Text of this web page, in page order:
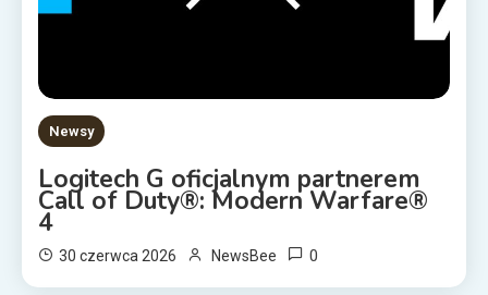
Newsy
Logitech G oficjalnym partnerem
Call of Duty®: Modern Warfare®
4
30 czerwca 2026 NewsBee 0